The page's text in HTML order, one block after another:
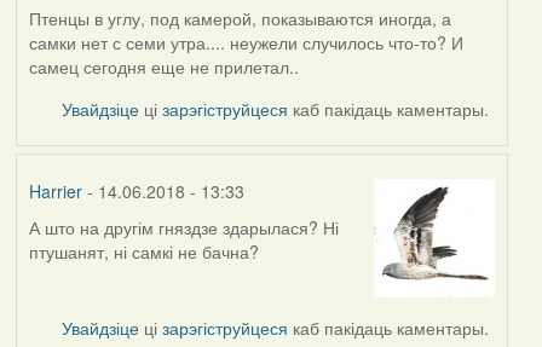
Птенцы в углу, под камерой, показываются иногда, а
самки нет с семи утра.... неужели случилось что-то? И
самец сегодня еще не прилетал..
Увайдзіце цізарэгіструйцеся каб пакідаць каментары.
Harrier- 14.06.2018 - 13:33
А што на другім гняздзе здарылася? Ні
птушанят, ні самкі не бачна?
Увайдзіце цізарэгіструйцеся каб пакідаць каментары.